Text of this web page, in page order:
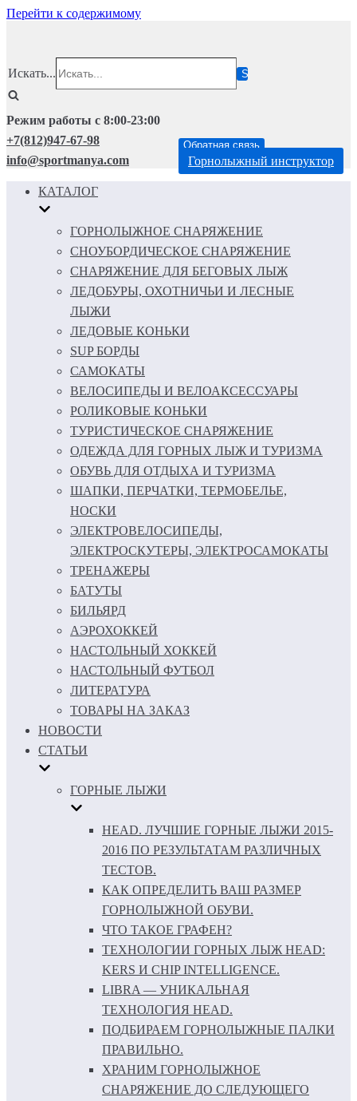
Перейти к содержимому
Искать...
Режим работы с 8:00-23:00
+7(812)947-67-98
info@sportmanya.com
Обратная связь
Горнолыжный инструктор
КАТАЛОГ
ГОРНОЛЫЖНОЕ СНАРЯЖЕНИЕ
СНОУБОРДИЧЕСКОЕ СНАРЯЖЕНИЕ
СНАРЯЖЕНИЕ ДЛЯ БЕГОВЫХ ЛЫЖ
ЛЕДОБУРЫ, ОХОТНИЧЬИ И ЛЕСНЫЕ
ЛЫЖИ
ЛЕДОВЫЕ КОНЬКИ
SUP БОРДЫ
САМОКАТЫ
ВЕЛОСИПЕДЫ И ВЕЛОАКСЕССУАРЫ
РОЛИКОВЫЕ КОНЬКИ
ТУРИСТИЧЕСКОЕ СНАРЯЖЕНИЕ
ОДЕЖДА ДЛЯ ГОРНЫХ ЛЫЖ И ТУРИЗМА
ОБУВЬ ДЛЯ ОТДЫХА И ТУРИЗМА
ШАПКИ, ПЕРЧАТКИ, ТЕРМОБЕЛЬЕ,
НОСКИ
ЭЛЕКТРОВЕЛОСИПЕДЫ,
ЭЛЕКТРОСКУТЕРЫ, ЭЛЕКТРОСАМОКАТЫ
ТРЕНАЖЕРЫ
БАТУТЫ
БИЛЬЯРД
АЭРОХОККЕЙ
НАСТОЛЬНЫЙ ХОККЕЙ
НАСТОЛЬНЫЙ ФУТБОЛ
ЛИТЕРАТУРА
ТОВАРЫ НА ЗАКАЗ
НОВОСТИ
СТАТЬИ
ГОРНЫЕ ЛЫЖИ
HEAD. ЛУЧШИЕ ГОРНЫЕ ЛЫЖИ 2015-
2016 ПО РЕЗУЛЬТАТАМ РАЗЛИЧНЫХ
ТЕСТОВ.
КАК ОПРЕДЕЛИТЬ ВАШ РАЗМЕР
ГОРНОЛЫЖНОЙ ОБУВИ.
ЧТО ТАКОЕ ГРАФЕН?
ТЕХНОЛОГИИ ГОРНЫХ ЛЫЖ HEAD:
KERS И CHIP INTELLIGENCE.
LIBRA — УНИКАЛЬНАЯ
ТЕХНОЛОГИЯ HEAD.
ПОДБИРАЕМ ГОРНОЛЫЖНЫЕ ПАЛКИ
ПРАВИЛЬНО.
ХРАНИМ ГОРНОЛЫЖНОЕ
СНАРЯЖЕНИЕ ДО СЛЕДУЮЩЕГО